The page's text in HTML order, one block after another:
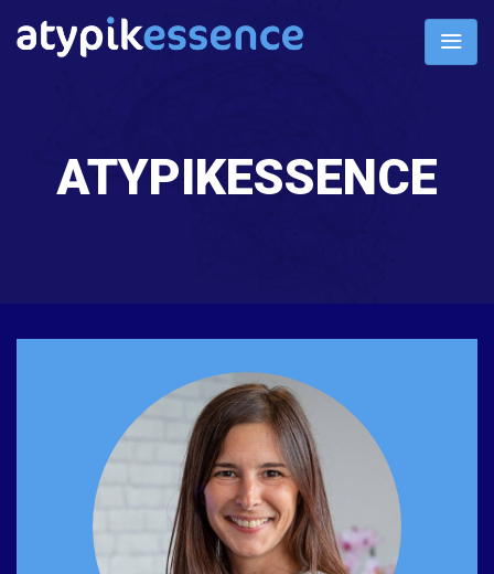
ATYPIKESSENCE